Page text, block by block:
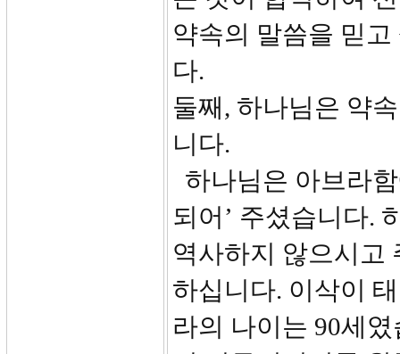
약속의 말씀을 믿
다.
둘째, 하나님은 약
니다.
하나님은 아브라
되어’ 주셨습니다.
역사하지 않으시고
하십니다. 이삭이
라의 나이는 90세